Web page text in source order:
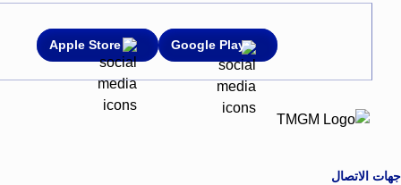
Google Play
Apple Store
جهات الاتصال